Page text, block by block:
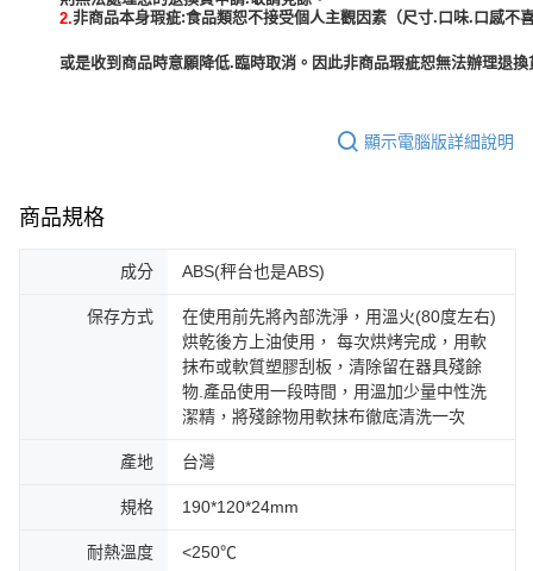
2.非商品本身瑕疵:食品類恕不接受個人主觀因素（尺寸.口味.口感不
或是收到商品時意願降低.臨時取消。因此非商品瑕疵恕無法辦理退
顯示電腦版詳細說明
商品規格
成分 ABS(秤台也是ABS)
保存方式
在使用前先將內部洗淨，用溫火(80度左右)
烘乾後方上油使用， 每次烘烤完成，用軟
抹布或軟質塑膠刮板，清除留在器具殘餘
物.產品使用一段時間，用溫加少量中性洗
潔精，將殘餘物用軟抹布徹底清洗一次
產地 台灣
規格 190*120*24mm
耐熱溫度 <250℃